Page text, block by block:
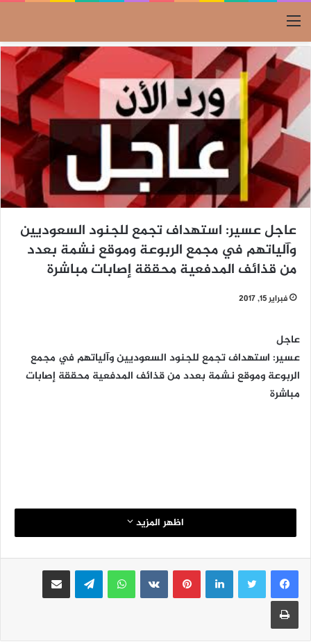
القائمة
عاجل عسير: استهداف تجمع للجنود السعوديين
وآلياتهم في مجمع الربوعة وموقع نشمة بعدد
من قذائف المدفعية محققة إصابات مباشرة
فبراير 15, 2017
عاجل
عسير: استهداف تجمع للجنود السعوديين وآلياتهم في مجمع
الربوعة وموقع نشمة بعدد من قذائف المدفعية محققة إصابات
مباشرة
اظهر المزيد
لينكدإنبينتيريست واتساب تيلقرام مشاركة عبر البريد
طباعة